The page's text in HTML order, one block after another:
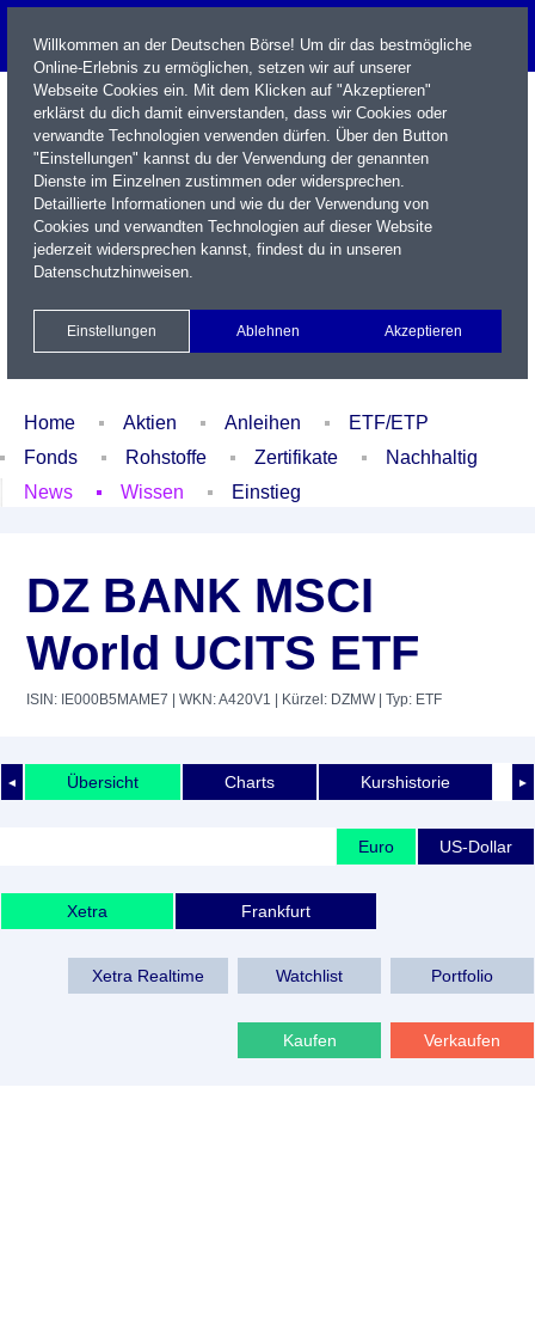
Name / WKN / ISIN / Kürzel
Xetra Realtime
Watchlist Portfolio Login
Home Aktien Anleihen
ETF/ETP
Fonds
Rohstoffe Zertifikate
Nachhaltig
News
Wissen Einstieg
DZ BANK MSCI
World UCITS ETF
ISIN: IE000B5MAME7 | WKN: A420V1 | Kürzel: DZMW| Typ: ETF
◄ ►
Übersicht Charts Kurshistorie
Euro US-Dollar
Xetra Frankfurt
Xetra Realtime Watchlist Portfolio
Kaufen Verkaufen
Willkommen an der Deutschen Börse! Um dir das bestmögliche
Online-Erlebnis zu ermöglichen, setzen wir auf unserer
Webseite Cookies ein. Mit dem Klicken auf "Akzeptieren"
erklärst du dich damit einverstanden, dass wir Cookies oder
verwandte Technologien verwenden dürfen. Über den Button
"Einstellungen" kannst du der Verwendung der genannten
Dienste im Einzelnen zustimmen oder widersprechen.
Detaillierte Informationen und wie du der Verwendung von
Cookies und verwandten Technologien auf dieser Website
jederzeit widersprechen kannst, findest du in unseren
Datenschutzhinweisen.
Einstellungen Ablehnen Akzeptieren